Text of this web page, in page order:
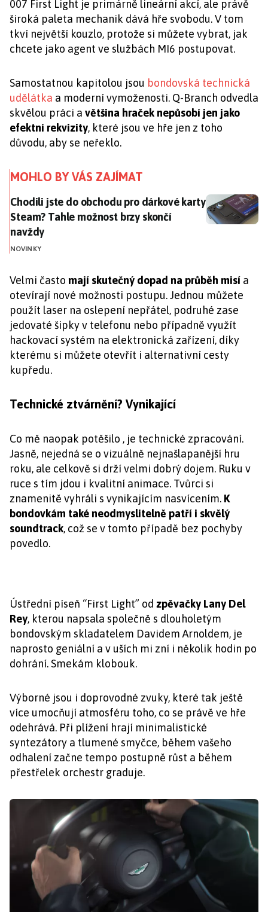
007 First Light je primárně lineární akcí, ale právě
široká paleta mechanik dává hře svobodu. V tom
tkví největší kouzlo, protože si můžete vybrat, jak
chcete jako agent ve službách MI6 postupovat.
Samostatnou kapitolou jsou bondovská technická
udělátka a moderní vymoženosti. Q-Branch odvedla
skvělou práci a většina hraček nepůsobí jen jako
efektní rekvizity, které jsou ve hře jen z toho
důvodu, aby se neřeklo.
MOHLO BY VÁS ZAJÍMAT
Chodili jste do obchodu pro dárkové karty Steam?
Chodili jste do obchodu pro dárkové karty
Steam? Tahle možnost brzy skončí
navždy
NOVINKY
Velmi často mají skutečný dopad na průběh misí a
otevírají nové možnosti postupu. Jednou můžete
použít laser na oslepení nepřátel, podruhé zase
jedovaté šipky v telefonu nebo případně využít
hackovací systém na elektronická zařízení, díky
kterému si můžete otevřít i alternativní cesty
kupředu.
Technické ztvárnění? Vynikající
Co mě naopak potěšilo , je technické zpracování.
Jasně, nejedná se o vizuálně nejnašlapanější hru
roku, ale celkově si drží velmi dobrý dojem. Ruku v
ruce s tím jdou i kvalitní animace. Tvůrci si
znamenitě vyhráli s vynikajícím nasvícením. K
bondovkám také neodmyslitelně patří i skvělý
soundtrack, což se v tomto případě bez pochyby
povedlo.
Ústřední píseň “First Light” od zpěvačky Lany Del
Rey, kterou napsala společně s dlouholetým
bondovským skladatelem Davidem Arnoldem, je
naprosto geniální a v uších mi zní i několik hodin po
dohrání. Smekám klobouk.
Výborné jsou i doprovodné zvuky, které tak ještě
více umocňují atmosféru toho, co se právě ve hře
odehrává. Při plížení hrají minimalistické
syntezátory a tlumené smyčce, během vašeho
odhalení začne tempo postupně růst a během
přestřelek orchestr graduje.